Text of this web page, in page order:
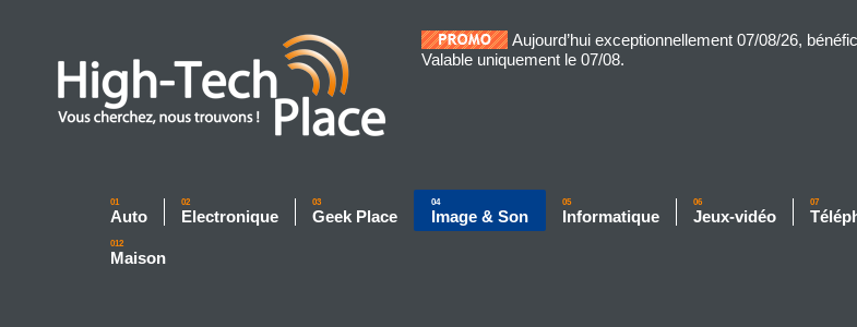
Aujourd’hui exceptionnellement 07/08/26,
Valable uniquement le 07/08.
01
Auto
02
Electronique
03
Geek Place
04
Image & Son
05
Informatique
06
Jeux-vidéo
07
012
Maison